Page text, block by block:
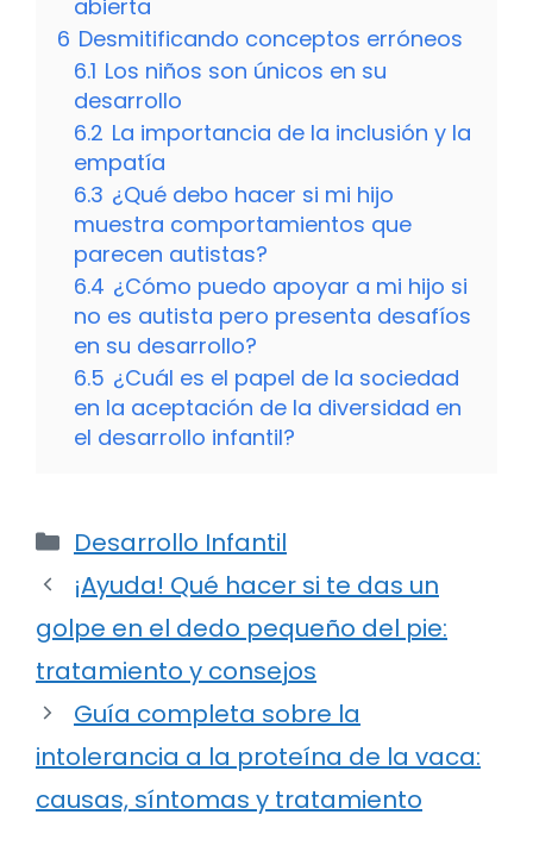
abierta
6 Desmitificando conceptos erróneos
6.1 Los niños son únicos en su
desarrollo
6.2 La importancia de la inclusión y la
empatía
6.3 ¿Qué debo hacer si mi hijo
muestra comportamientos que
parecen autistas?
6.4 ¿Cómo puedo apoyar a mi hijo si
no es autista pero presenta desafíos
en su desarrollo?
6.5 ¿Cuál es el papel de la sociedad
en la aceptación de la diversidad en
el desarrollo infantil?
Categorías
Desarrollo Infantil
¡Ayuda! Qué hacer si te das un
golpe en el dedo pequeño del pie:
tratamiento y consejos
Guía completa sobre la
intolerancia a la proteína de la vaca:
causas, síntomas y tratamiento